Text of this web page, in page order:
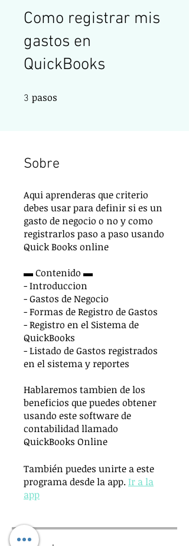
Como registrar mis
gastos en
QuickBooks
3 pasos
Sobre
Aqui aprenderas que criterio
debes usar para definir si es un
gasto de negocio o no y como
registrarlos paso a paso usando
Quick Books online
▬ Contenido ▬
- Introduccion
- Gastos de Negocio
- Formas de Registro de Gastos
- Registro en el Sistema de
QuickBooks
- Listado de Gastos registrados
en el sistema y reportes
Hablaremos tambien de los
beneficios que puedes obtener
usando este software de
contabilidad llamado
QuickBooks Online
También puedes unirte a este
programa desde la app. Ir a la
app